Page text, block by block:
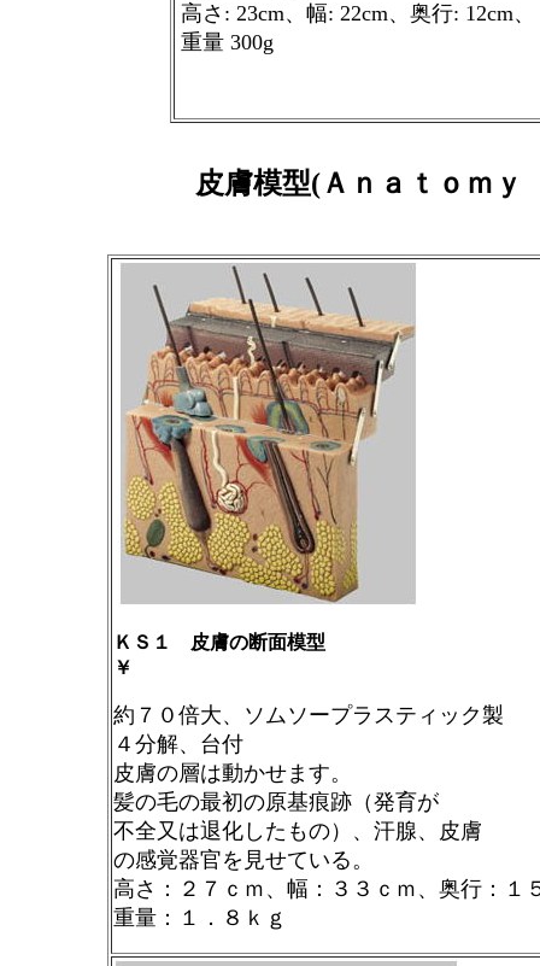
高さ : 23cm、幅: 22cm、奥行: 12cm、
重量 300g
皮膚模型(Ａｎａｔｏ
ＫＳ１ 皮膚の断面模型
￥
約７０倍大、ソムソープラスティック製
４分解、台付
皮膚の層は動かせます。
髪の毛の最初の原基痕跡（発育が
不全又は退化したもの）、汗腺、皮膚
の感覚器官を見せている。
高さ：２７ｃｍ、幅：３３ｃｍ、奥行：１
重量：１．８ｋｇ